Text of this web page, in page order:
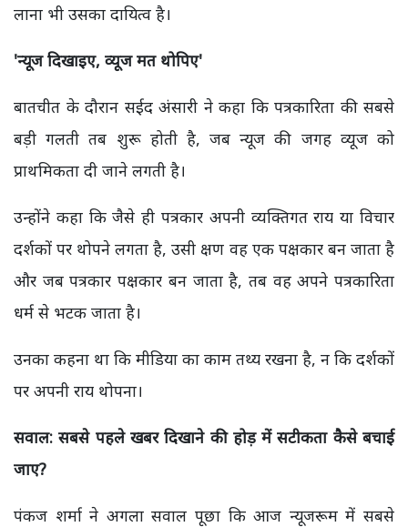
लाना भी उसका दायित्व है।
'न्यूज दिखाइए, व्यूज मत थोपिए'
बातचीत के दौरान सईद अंसारी ने कहा कि पत्रकारिता की सबसे
बड़ी गलती तब शुरू होती है, जब न्यूज की जगह व्यूज को
प्राथमिकता दी जाने लगती है।
उन्होंने कहा कि जैसे ही पत्रकार अपनी व्यक्तिगत राय या विचार
दर्शकों पर थोपने लगता है, उसी क्षण वह एक पक्षकार बन जाता है
और जब पत्रकार पक्षकार बन जाता है, तब वह अपने पत्रकारिता
धर्म से भटक जाता है।
उनका कहना था कि मीडिया का काम तथ्य रखना है, न कि दर्शकों
पर अपनी राय थोपना।
सवाल: सबसे पहले खबर दिखाने की होड़ में सटीकता कैसे बचाई
जाए?
पंकज शर्मा ने अगला सवाल पूछा कि आज न्यूजरूम में सबसे